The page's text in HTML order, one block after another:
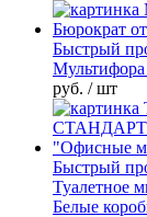
Быстрый
руб. / шт
Быстрый
Туалетное
Белые